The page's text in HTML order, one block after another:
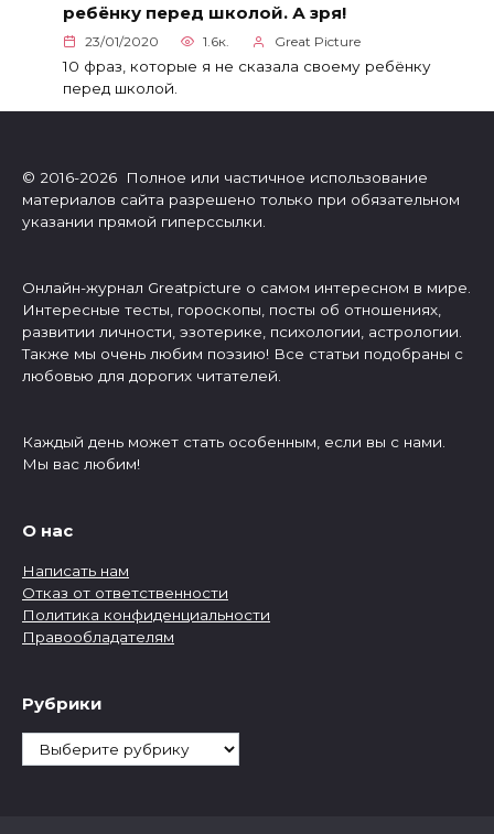
ребёнку перед школой. А зря!
23/01/2020 1.6к. Great Picture
10 фраз, которые я не сказала своему ребёнку
перед школой.
© 2016-2026 Полное или частичное использование
материалов сайта разрешено только при обязательном
указании прямой гиперссылки.
Онлайн-журнал Greatpicture о самом интересном в мире.
Интересные тесты, гороскопы, посты об отношениях,
развитии личности, эзотерике, психологии, астрологии.
Также мы очень любим поэзию! Все статьи подобраны с
любовью для дорогих читателей.
Каждый день может стать особенным, если вы с нами.
Мы вас любим!
О нас
Написать нам
Отказ от ответственности
Политика конфиденциальности
Правообладателям
Рубрики
Рубрики